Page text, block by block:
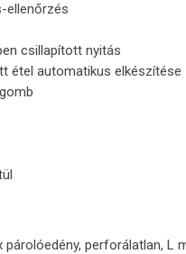
ellenőrzés
csillapított nyitás
étel automatikus elkészítése
párolóedény, perforálatlan, L